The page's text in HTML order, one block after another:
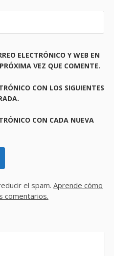
ELECTRÓNICO Y WEB EN
VEZ QUE COMENTE.
CON LOS SIGUIENTES
CON CADA NUEVA
el spam. Aprende cómo
comentarios.